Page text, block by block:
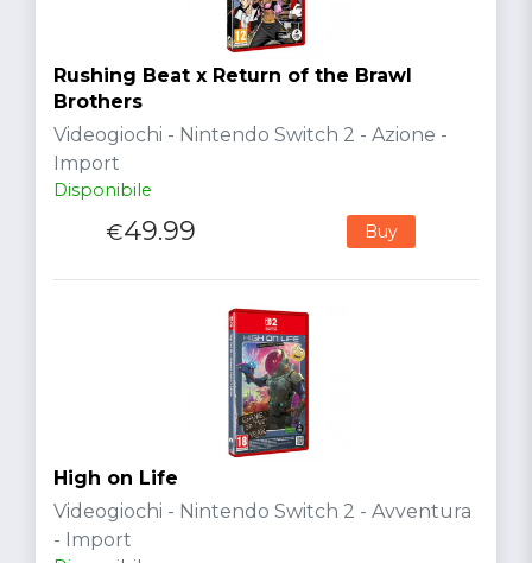
Rushing Beat x Return of the Brawl
Brothers
Videogiochi - Nintendo Switch 2 - Azione -
Import
Disponibile
€49.99 Buy
High on Life
Videogiochi - Nintendo Switch 2 - Avventura
- Import